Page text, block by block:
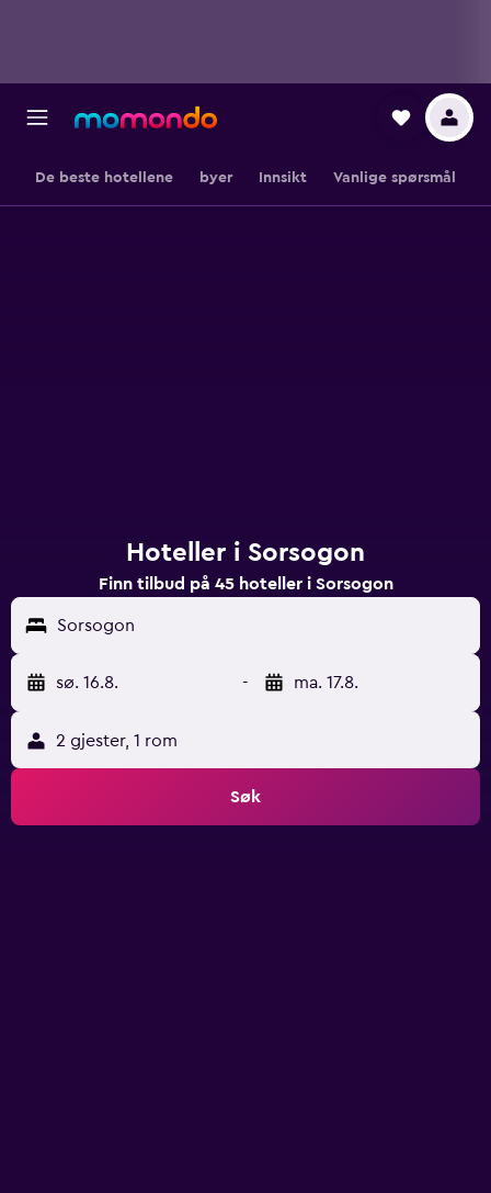
De beste hotellene byer Innsikt Vanlige spørsmål
Hoteller i Sorsogon
Finn tilbud på 45 hoteller i Sorsogon
Sorsogon
sø. 16.8. - ma. 17.8.
2 gjester, 1 rom
Søk